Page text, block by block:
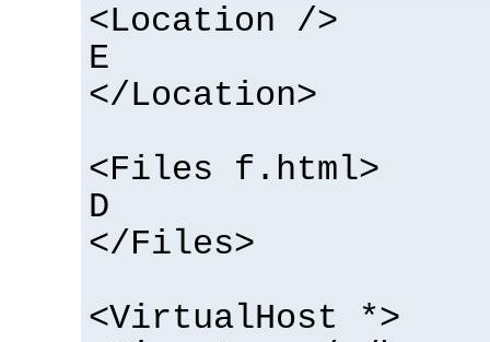
<Location />
E
</Location>
<Files f.html>
D
</Files>
<VirtualHost *>